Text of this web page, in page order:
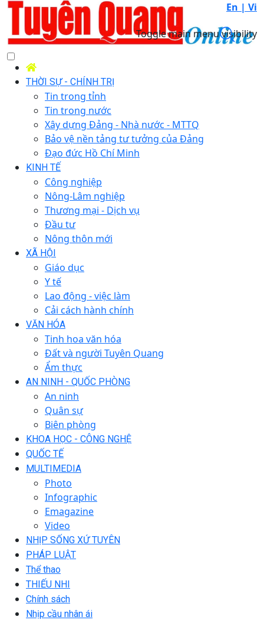
En | Vi
Toggle main menu visibility
THỜI SỰ - CHÍNH TRỊ
Tin trong tỉnh
Tin trong nước
Xây dựng Đảng - Nhà nước - MTTQ
Bảo vệ nền tảng tư tưởng của Đảng
Đạo đức Hồ Chí Minh
KINH TẾ
Công nghiệp
Nông-Lâm nghiệp
Thương mại - Dịch vụ
Đầu tư
Nông thôn mới
XÃ HỘI
Giáo dục
Y tế
Lao động - việc làm
Cải cách hành chính
VĂN HÓA
Tinh hoa văn hóa
Đất và người Tuyên Quang
Ẩm thực
AN NINH - QUỐC PHÒNG
An ninh
Quân sự
Biên phòng
KHOA HỌC - CÔNG NGHỆ
QUỐC TẾ
MULTIMEDIA
Photo
Infographic
Emagazine
Video
NHỊP SỐNG XỨ TUYÊN
PHÁP LUẬT
Thể thao
THIẾU NHI
Chính sách
Nhịp cầu nhân ái